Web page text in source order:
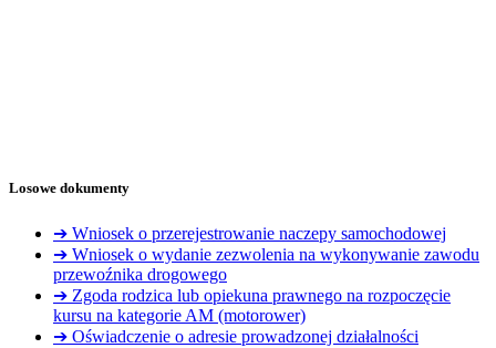
Losowe dokumenty
➔ Wniosek o przerejestrowanie naczepy samochodowej
➔ Wniosek o wydanie zezwolenia na wykonywanie zawodu
przewoźnika drogowego
➔ Zgoda rodzica lub opiekuna prawnego na rozpoczęcie
kursu na kategorie AM (motorower)
➔ Oświadczenie o adresie prowadzonej działalności